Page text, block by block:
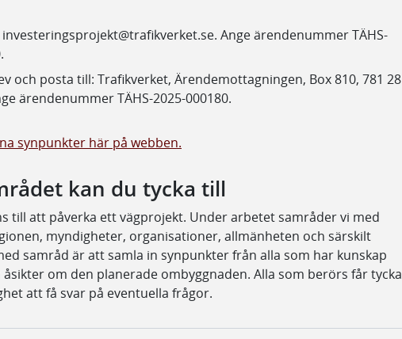
Ange ärendenummer TÄHS-
och posta till: Trafikverket, Ärendemottagningen, Box 810, 781 28
ärendenummer TÄHS-2025-000180.
synpunkter här på webben.
kan du tycka till
till att påverka ett vägprojekt. Under arbetet samråder vi med
myndigheter, organisationer, allmänheten och särskilt
samråd är att samla in synpunkter från alla som har kunskap
om den planerade ombyggnaden. Alla som berörs får tycka
att få svar på eventuella frågor.